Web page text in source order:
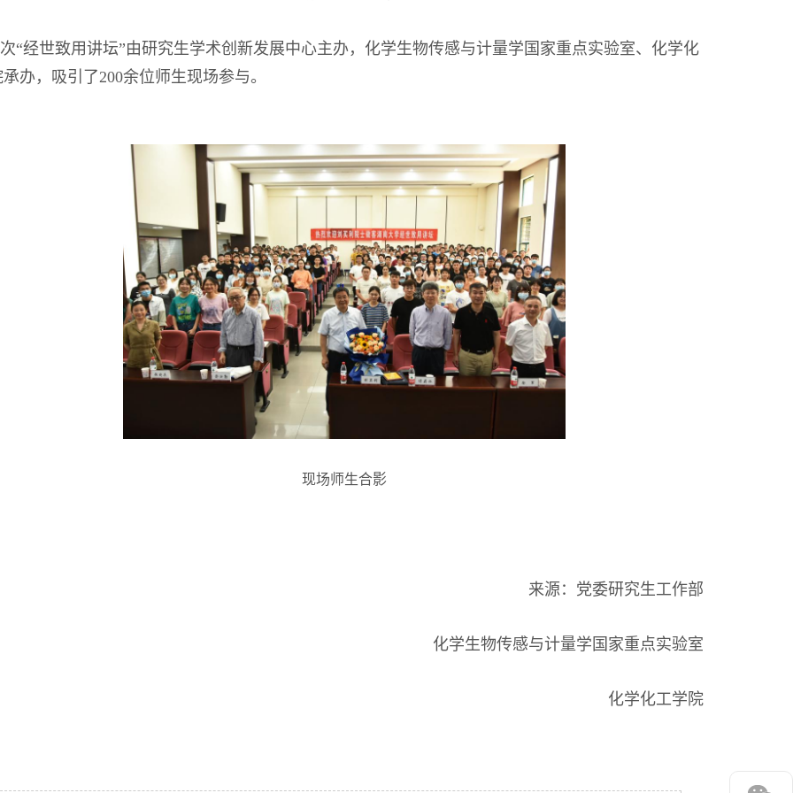
“经世致用讲坛”由研究生学术创新发展中心主办，化学生物传感与计量学国家重点实验室、化学化
办，吸引了200余位师生现场参与。
现场师生合影
来源：党委研究生工作部
化学生物传感与计量学国家重点实验室
化学化工学院